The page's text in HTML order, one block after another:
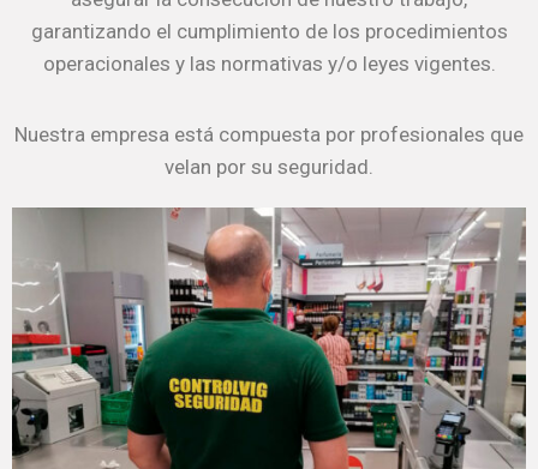
garantizando el cumplimiento de los procedimientos
operacionales y las normativas y/o leyes vigentes.
Nuestra empresa está compuesta por profesionales que
velan por su seguridad.